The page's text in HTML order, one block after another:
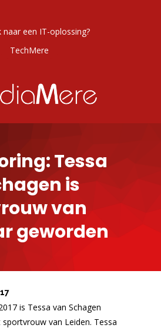
naar een IT-oplossing?
TechMere
Tessa
is
van
geworden
is Tessa van Schagen
van Leiden. Tessa